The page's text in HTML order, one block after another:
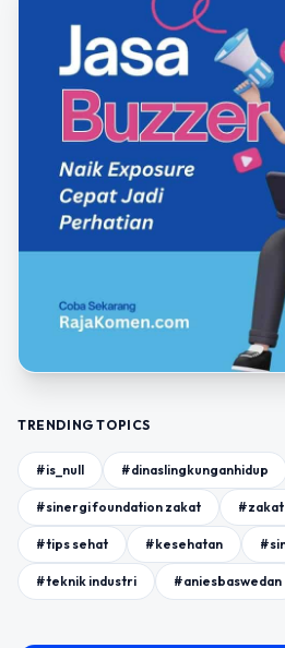
TRENDING TOPICS
#is_null #dinaslingkunganhidup
#sinergi foundation zakat #zakat
#tips sehat #kesehatan
#teknik industri #aniesbaswedan